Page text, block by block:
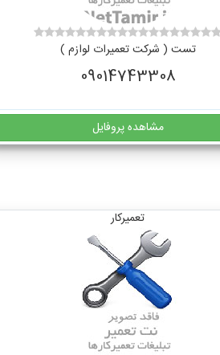
تست ( شرکت تعمیرات لوازم )
09014743308
مشاهده پروفایل
تعمیرکار